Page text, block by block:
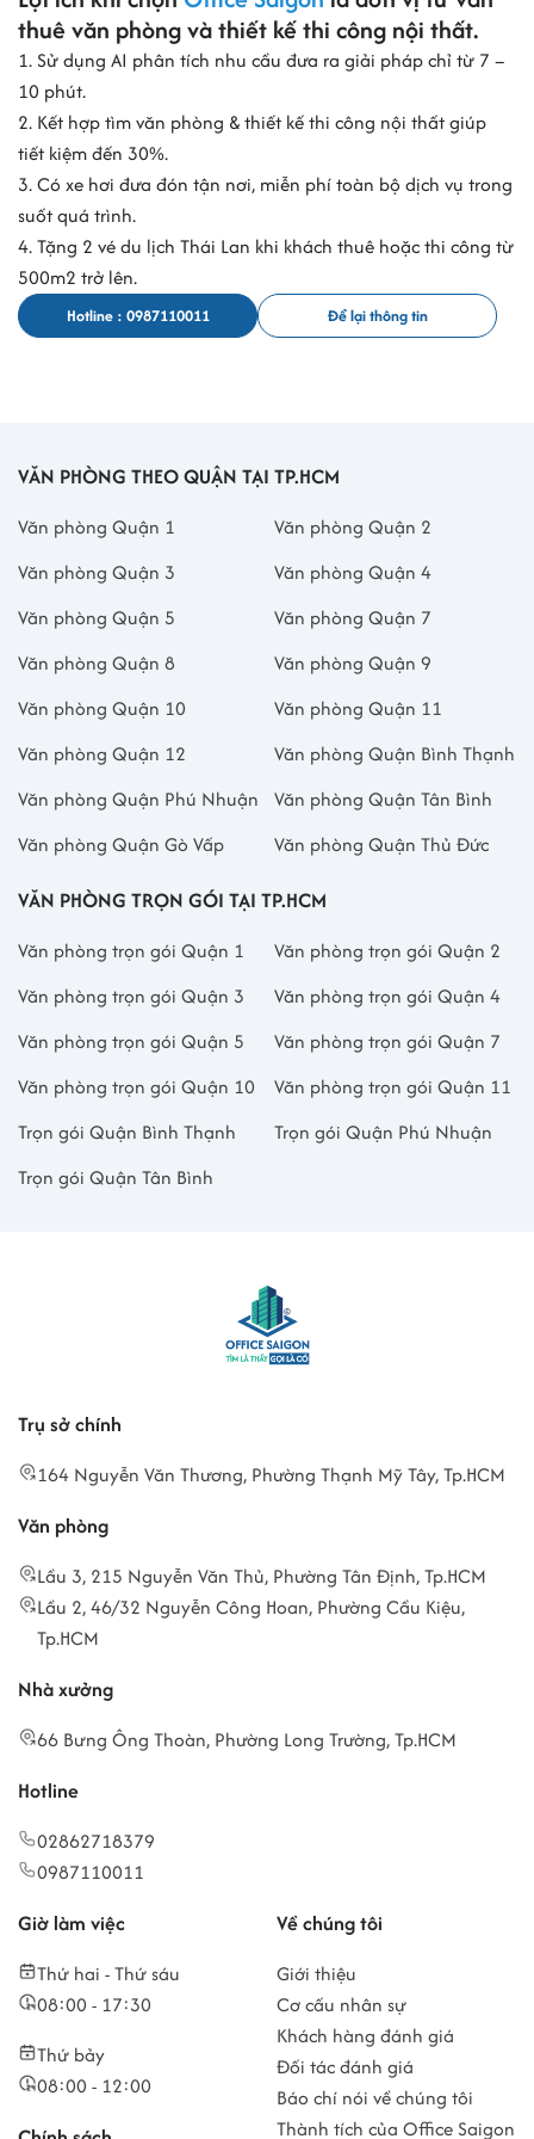
- Mã số thuế : 0314533168
- Địa chỉ : Số 57 Lê Thị Hồng Gấm, Phường Nguyễn Thái Bình, Quận
1, Thành phố Hồ Chí Minh
CÔNG TY TNHH TỶ PHÚ NET
- Mã số thuế : 0315385868
- Địa chỉ : Số 57 Lê Thị Hồng Gấm, Phường Nguyễn Thái Bình, Quận
1, TP Hồ Chí Minh
CÔNG TY TNHH TOUTEC VIỆT NAM
- Mã số thuế : 0315653066
- Địa chỉ : Lầu 5, số 57, đường Lê Thị Hồng Gấm, Phường Nguyễn
Thái Bình, Quận 1, Thành phố Hồ Chí Minh
Thành phố Hồ Chí Minh
thuê văn phòng và thiết kế thi công nội thất.
1. Sử dụng AI phân tích nhu cầu đưa ra giải pháp chỉ từ 7 –
10 phút.
2. Kết hợp tìm văn phòng & thiết kế thi công nội thất giúp
tiết kiệm đến 30%.
3. Có xe hơi đưa đón tận nơi, miễn phí toàn bộ dịch vụ trong
suốt quá trình.
4. Tặng 2 vé du lịch Thái Lan khi khách thuê hoặc thi công từ
500m2 trở lên.
Hotline : 0987110011 Để lại thông tin
VĂN PHÒNG THEO QUẬN TẠI TP.HCM
Văn phòng Quận 1
Văn phòng Quận 2
Văn phòng Quận 3
Văn phòng Quận 4
Văn phòng Quận 5
Văn phòng Quận 7
Văn phòng Quận 8
Văn phòng Quận 9
Văn phòng Quận 10
Văn phòng Quận 11
Văn phòng Quận 12
Văn phòng Quận Bình Thạnh
Văn phòng Quận Phú Nhuận
Văn phòng Quận Tân Bình
Văn phòng Quận Gò Vấp
Văn phòng Quận Thủ Đức
VĂN PHÒNG TRỌN GÓI TẠI TP.HCM
Văn phòng trọn gói Quận 1
Văn phòng trọn gói Quận 2
Văn phòng trọn gói Quận 3
Văn phòng trọn gói Quận 4
Văn phòng trọn gói Quận 5
Văn phòng trọn gói Quận 7
Văn phòng trọn gói Quận 10
Văn phòng trọn gói Quận 11
Trọn gói Quận Bình Thạnh
Trọn gói Quận Phú Nhuận
Trọn gói Quận Tân Bình
Trụ sở chính
164 Nguyễn Văn Thương, Phường Thạnh Mỹ Tây, Tp.HCM
Văn phòng
Lầu 3, 215 Nguyễn Văn Thủ, Phường Tân Định, Tp.HCM
Lầu 2, 46/32 Nguyễn Công Hoan, Phường Cầu Kiệu,
Tp.HCM
Nhà xưởng
66 Bưng Ông Thoàn, Phường Long Trường, Tp.HCM
Hotline
02862718379
0987110011
Giờ làm việc
Thứ hai - Thứ sáu
08:00 - 17:30
Thứ bảy
08:00 - 12:00
Về chúng tôi
Giới thiệu
Cơ cấu nhân sự
Khách hàng đánh giá
Đối tác đánh giá
Báo chí nói về chúng tôi
Thành tích của Office Saigon